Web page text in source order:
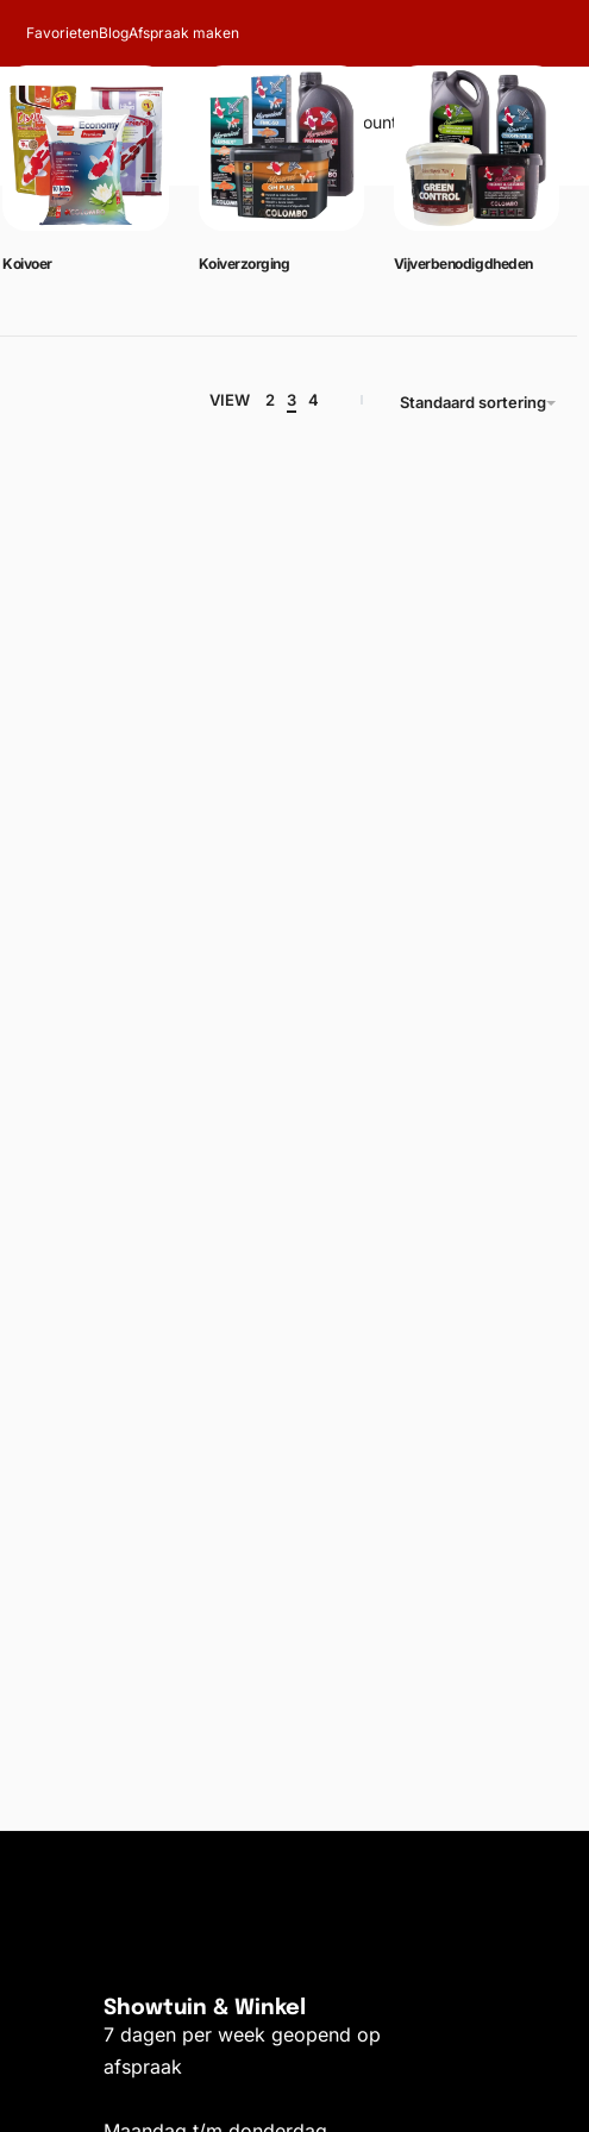
FavorietenBlogAfspraak maken
Zoeken Account Winkelwagen 0
Koivoer Koiverzorging Vijverbenodigdheden
VIEW 2 3 4 Standaard sortering
Showtuin & Winkel
7 dagen per week geopend op
afspraak